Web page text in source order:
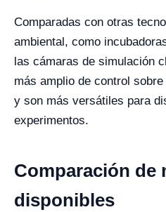
Comparadas con otras
ambiental, como
las cámaras de simulación
más amplio de control
y son más versátiles para
experimentos.
Comparación de
disponibles